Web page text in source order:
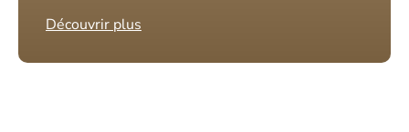
Découvrir plus